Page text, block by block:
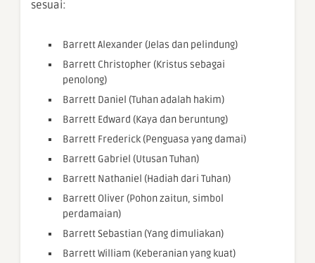
sesuai:
Barrett Alexander (Jelas dan pelindung)
Barrett Christopher (Kristus sebagai
penolong)
Barrett Daniel (Tuhan adalah hakim)
Barrett Edward (Kaya dan beruntung)
Barrett Frederick (Penguasa yang damai)
Barrett Gabriel (Utusan Tuhan)
Barrett Nathaniel (Hadiah dari Tuhan)
Barrett Oliver (Pohon zaitun, simbol
perdamaian)
Barrett Sebastian (Yang dimuliakan)
Barrett William (Keberanian yang kuat)